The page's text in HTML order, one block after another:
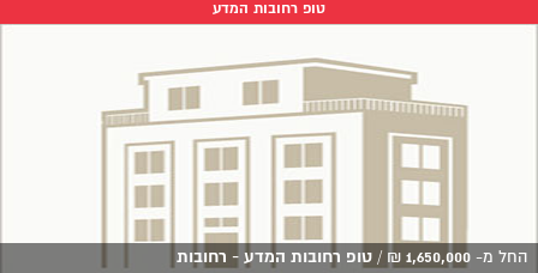
טופ רחובות המדע
החל מ- 1,650,000
₪
/ טופ רחובות המדע - רחובות